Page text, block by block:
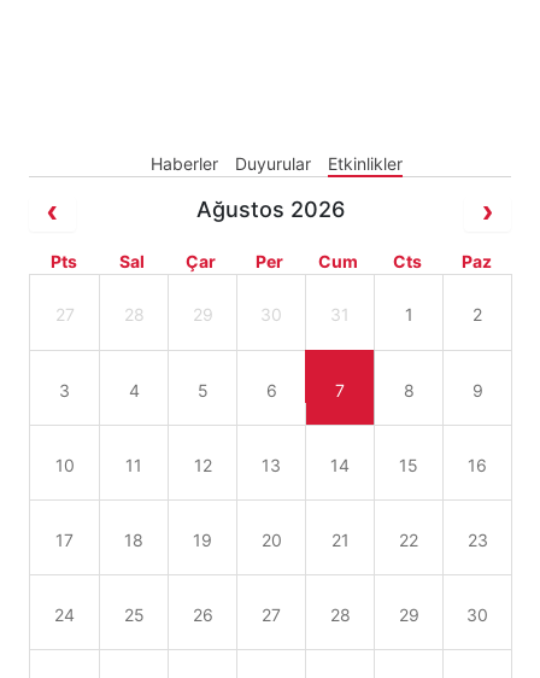
Haberler Duyurular Etkinlikler
Ağustos 2026
Pts Sal Çar Per Cum Cts Paz
27 28 29 30 31 1 2
3 4 5 6 7 8 9
10 11 12 13 14 15 16
17 18 19 20 21 22 23
24 25 26 27 28 29 30